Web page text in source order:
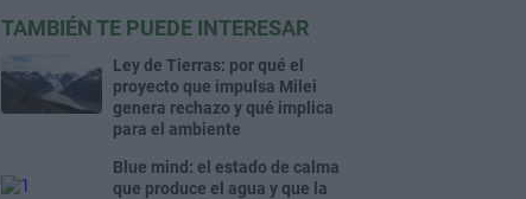
TAMBIÉN TE PUEDE INTERESAR
Ley de Tierras: por qué el
proyecto que impulsa Milei
genera rechazo y qué implica
para el ambiente
Blue mind: el estado de calma
que produce el agua y que la